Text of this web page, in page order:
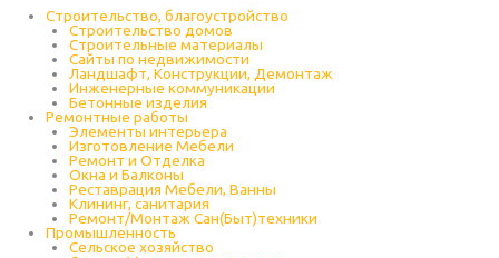
Строительство, благоустройство
Строительство домов
Строительные материалы
Сайты по недвижимости
Ландшафт, Конструкции, Демонтаж
Инженерные коммуникации
Бетонные изделия
Ремонтные работы
Элементы интерьера
Изготовление Мебели
Ремонт и Отделка
Окна и Балконы
Реставрация Мебели, Ванны
Клининг, санитария
Ремонт/Монтаж Сан(Быт)техники
Промышленность
Cельское хозяйство